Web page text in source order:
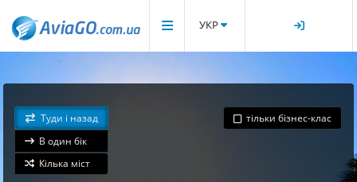
УКР
Туди і назад
В один бік
Кілька міст
тільки бізнес-клас